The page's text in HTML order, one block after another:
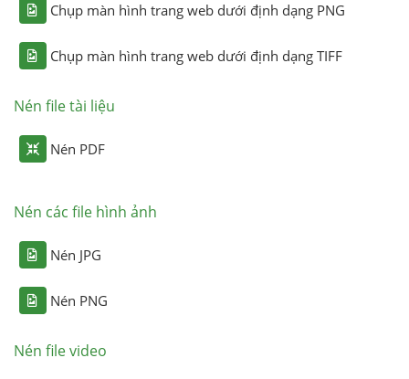
Chụp màn hình trang web dưới định dạng PNG
Chụp màn hình trang web dưới định dạng TIFF
Nén file tài liệu
Nén PDF
Nén các file hình ảnh
Nén JPG
Nén PNG
Nén file video